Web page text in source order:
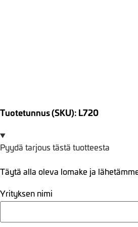
Tuotetunnus (SKU): L720
Pyydä tarjous tästä tuotteesta
Täytä alla oleva lomake ja
Yrityksen nimi